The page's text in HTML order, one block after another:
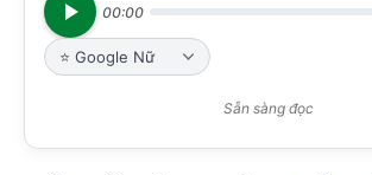
00:00
Sẵn sàng đọc